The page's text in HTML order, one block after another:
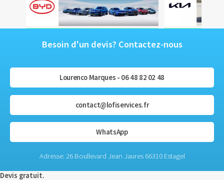
Besoin d'un devis? Contactez-nous
Lourenco Marques - 06 48 82 02 48
contact@lofiservices.fr
WhatsApp
Adresse: 26 Boullevard Jean Jaures 66310 Estagel
Devis gratuit.